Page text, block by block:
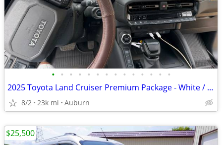
• • • • • • • • • • • • • •
2025 Toyota Land Cruiser Premium Package - White / Java Interior
8/2 23k mi Auburn
$25,500